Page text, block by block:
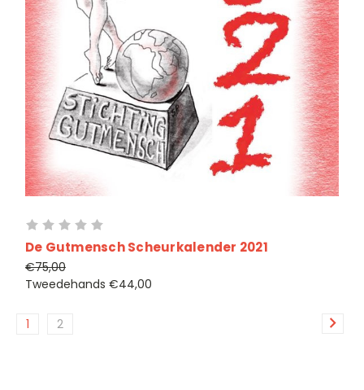
De Gutmensch Scheurkalender 2021
€75,00
Tweedehands €44,00
1 2